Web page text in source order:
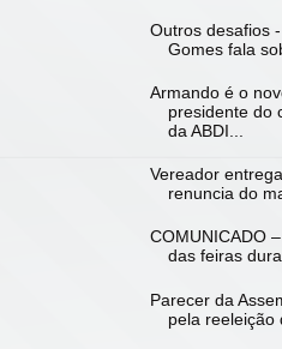
Outros desafios
Gomes fala
Armando é o
presidente do
da ABDI...
Vereador
renuncia do
COMUNICADO
das feiras
Parecer da
pela reeleição